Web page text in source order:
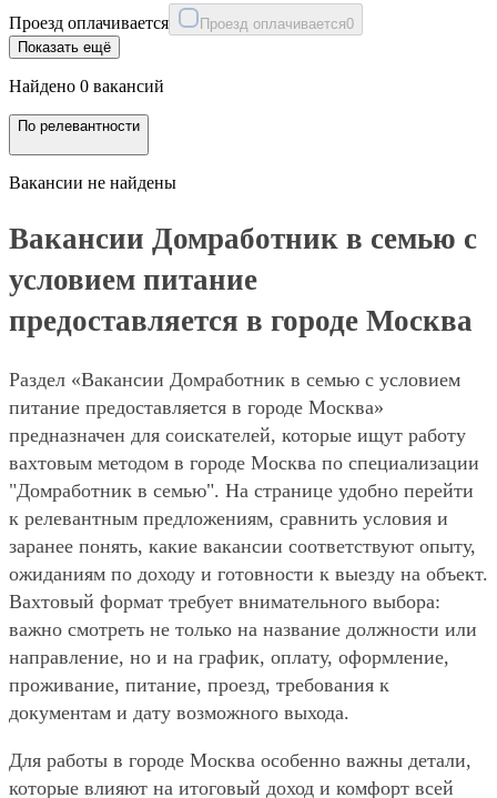
Проезд оплачивается Проезд оплачивается0
Показать ещё
Найдено 0 вакансий
По релевантности
Вакансии не найдены
Вакансии Домработник в семью с
условием питание
предоставляется в городе Москва
Раздел «Вакансии Домработник в семью с условием
питание предоставляется в городе Москва»
предназначен для соискателей, которые ищут работу
вахтовым методом в городе Москва по специализации
"Домработник в семью". На странице удобно перейти
к релевантным предложениям, сравнить условия и
заранее понять, какие вакансии соответствуют опыту,
ожиданиям по доходу и готовности к выезду на объект.
Вахтовый формат требует внимательного выбора:
важно смотреть не только на название должности или
направление, но и на график, оплату, оформление,
проживание, питание, проезд, требования к
документам и дату возможного выхода.
Для работы в городе Москва особенно важны детали,
которые влияют на итоговый доход и комфорт всей